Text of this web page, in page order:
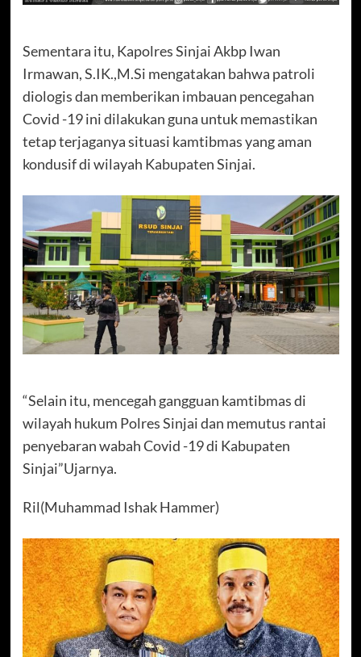
Sementara itu, Kapolres Sinjai Akbp Iwan
Irmawan, S.IK.,M.Si mengatakan bahwa patroli
diologis dan memberikan imbauan pencegahan
Covid -19 ini dilakukan guna untuk memastikan
tetap terjaganya situasi kamtibmas yang aman
kondusif di wilayah Kabupaten Sinjai.
“Selain itu, mencegah gangguan kamtibmas di
wilayah hukum Polres Sinjai dan memutus rantai
penyebaran wabah Covid -19 di Kabupaten
Sinjai”Ujarnya.
Ril(Muhammad Ishak Hammer)